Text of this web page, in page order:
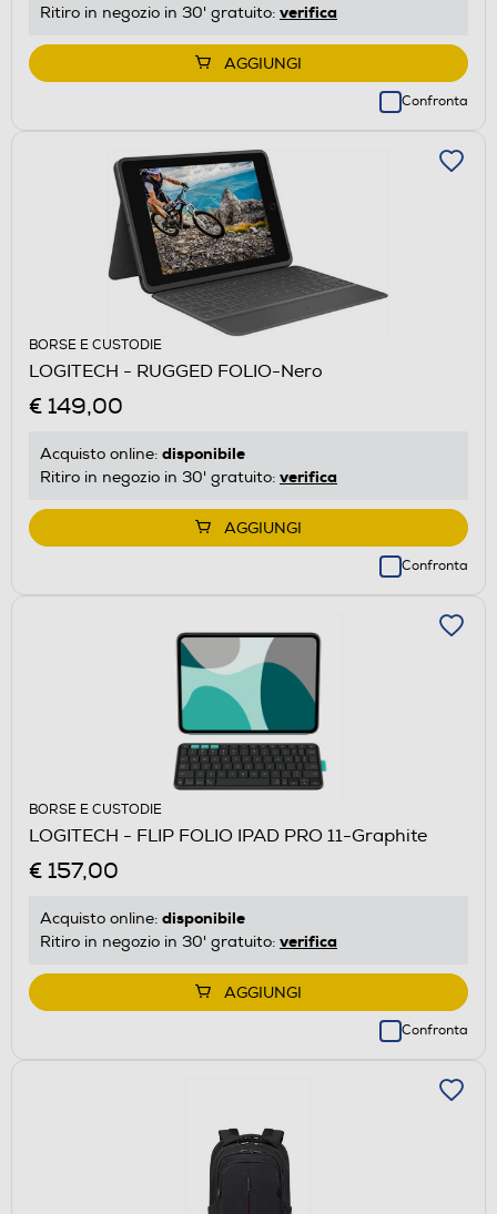
Ritiro in negozio in 30' gratuito: verifica
AGGIUNGI
Confronta
BORSE E CUSTODIE
LOGITECH - RUGGED FOLIO-Nero
€ 149,00
Acquisto online: disponibile
Ritiro in negozio in 30' gratuito: verifica
AGGIUNGI
Confronta
BORSE E CUSTODIE
LOGITECH - FLIP FOLIO IPAD PRO 11-Graphite
€ 157,00
Acquisto online: disponibile
Ritiro in negozio in 30' gratuito: verifica
AGGIUNGI
Confronta